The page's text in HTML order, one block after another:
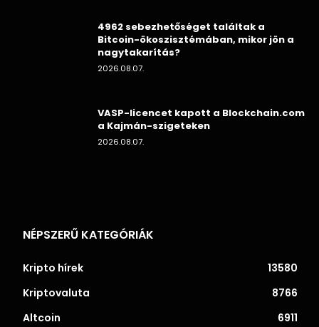
4962 sebezhetőséget találtak a
Bitcoin-ökoszisztémában, mikor jön a
nagytakarítás?
2026.08.07.
VASP-licencet kapott a Blockchain.com
a Kajmán-szigeteken
2026.08.07.
NÉPSZERŰ KATEGÓRIÁK
Kripto hírek
13580
Kriptovaluta
8766
Altcoin
6911